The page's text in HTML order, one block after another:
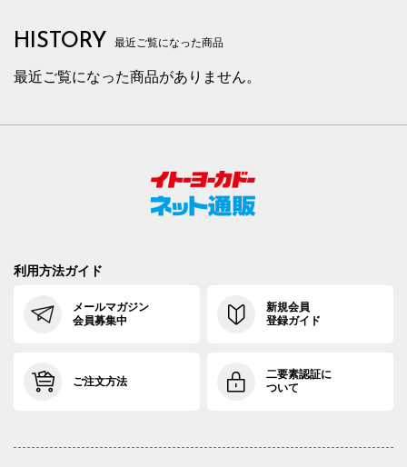
HISTORY 最近ご覧になった商品
最近ご覧になった商品がありません。
利用方法ガイド
メールマガジン
会員募集中
新規会員
登録ガイド
ご注文方法
二要素認証に
ついて